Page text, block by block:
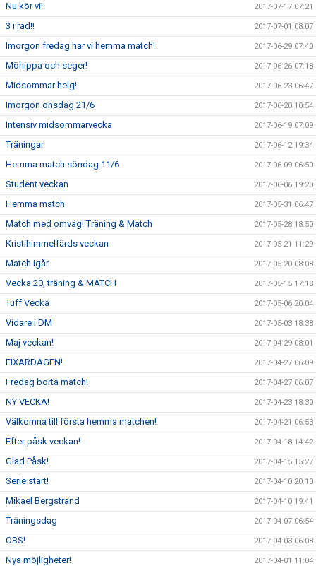
Nu kör vi! 2017-07-17 07:21
3 i rad!! 2017-07-01 08:07
Imorgon fredag har vi hemma match! 2017-06-29 07:40
Möhippa och seger! 2017-06-26 07:18
Midsommar helg! 2017-06-23 06:47
Imorgon onsdag 21/6 2017-06-20 10:54
Intensiv midsommarvecka 2017-06-19 07:09
Träningar 2017-06-12 19:34
Hemma match söndag 11/6 2017-06-09 06:50
Student veckan 2017-06-06 19:20
Hemma match 2017-05-31 06:47
Match med omväg! Träning & Match 2017-05-28 18:50
Kristihimmelfärds veckan 2017-05-21 11:29
Match igår 2017-05-20 08:08
Vecka 20, träning & MATCH 2017-05-15 17:18
Tuff Vecka 2017-05-06 20:04
Vidare i DM 2017-05-03 18:38
Maj veckan! 2017-04-29 08:01
FIXARDAGEN! 2017-04-27 06:09
Fredag borta match! 2017-04-27 06:07
NY VECKA! 2017-04-23 18:30
Välkomna till första hemma matchen! 2017-04-21 06:53
Efter påsk veckan! 2017-04-18 14:42
Glad Påsk! 2017-04-15 15:27
Serie start! 2017-04-10 20:10
Mikael Bergstrand 2017-04-10 19:41
Träningsdag 2017-04-07 06:54
OBS! 2017-04-03 06:08
Nya möjligheter! 2017-04-01 11:04